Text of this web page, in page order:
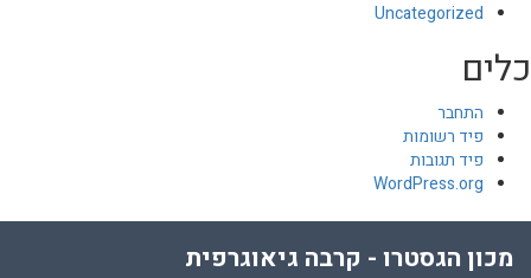
Uncategorized
כלים
התחבר
פיד רשומות
פיד תגובות
WordPress.org
מכון הגסטרו - קרבה גיאוגרפית